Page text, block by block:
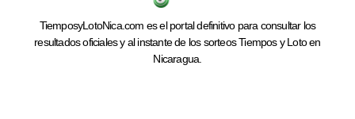
TiemposyLotoNica.com es el portal definitivo para consultar los
resultados oficiales y al instante de los sorteos Tiempos y Loto en
Nicaragua.